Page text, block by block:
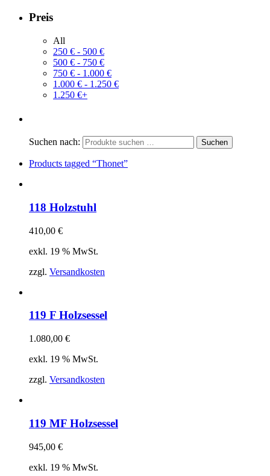
Preis
All
250 € - 500 €
500 € - 750 €
750 € - 1.000 €
1.000 € - 1.250 €
1.250 €+
Suchen nach:
Products tagged “Thonet”
118 Holzstuhl
410,00 €
exkl. 19 % MwSt.
zzgl. Versandkosten
119 F Holzsessel
1.080,00 €
exkl. 19 % MwSt.
zzgl. Versandkosten
119 MF Holzsessel
945,00 €
exkl. 19 % MwSt.